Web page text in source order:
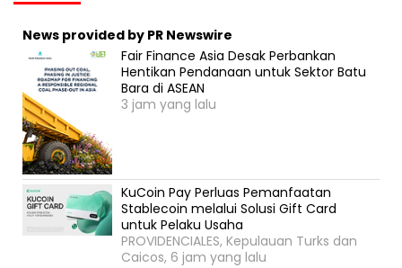
News provided by PR Newswire
Fair Finance Asia Desak Perbankan
Hentikan Pendanaan untuk Sektor Batu
Bara di ASEAN
3 jam yang lalu
KuCoin Pay Perluas Pemanfaatan
Stablecoin melalui Solusi Gift Card
untuk Pelaku Usaha
PROVIDENCIALES, Kepulauan Turks dan
Caicos, 6 jam yang lalu